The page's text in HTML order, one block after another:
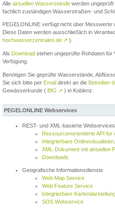
Alle aktuellen Wasserstände werden
fachlich zuständigen Wasserstraßen- und
PEGELONLINE verfügt nicht über Messwerte
Diese Daten werden ausschließlich in
hochwasserzentralen.de ↗ ).
Als Download stehen ungeprüfte Rohdaten
Verfügung.
Benötigen Sie geprüfte Wasserstände,
Sie sich bitte per Email direkt an die Betreiber
Gewässerkunde ( BfG ↗ ) in Koblenz.
PEGELONLINE Webservices
REST- und XML-basierte Webservices
Ressourcenorientierte API für
Integrierbare
XML-Dokument mit aktuellen
Downloads
Geografische Informationsdienste
Web Map Service
Web Feature Service
Integrierbare
SOS Webservice